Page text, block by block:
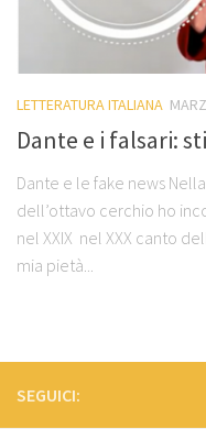
LETTERATURA ITALIANA
Dante e i falsari:
Dante e le fake news
dell’ottavo cerchio ho
nel XXIX nel XXX canto
mia pietà...
SEGUICI: